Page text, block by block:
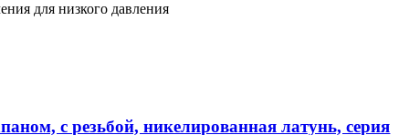
для низкого давления
с резьбой, никелированная латунь, серия